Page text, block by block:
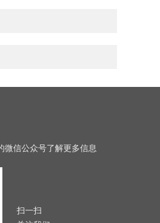
微信公众号了解更多信息
扫一扫